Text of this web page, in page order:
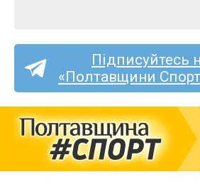
Підписуйтесь
«Полтавщини